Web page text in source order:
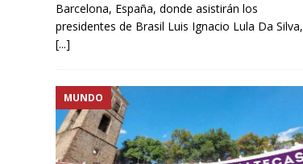
Barcelona, España, donde asistirán los
presidentes de Brasil Luis Ignacio Lula Da Silva,
[...]
MUNDO